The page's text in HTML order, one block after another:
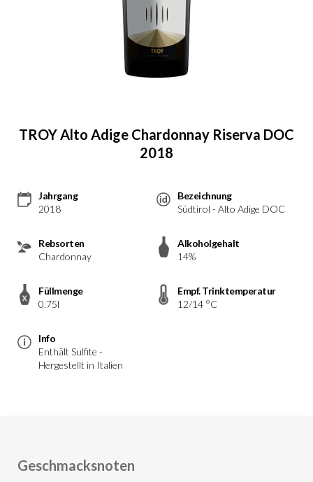
TROY Alto Adige Chardonnay Riserva DOC
2018
Jahrgang
2018
Bezeichnung
Südtirol - Alto Adige DOC
Rebsorten
Chardonnay
Alkoholgehalt
14%
Füllmenge
0.75l
Empf. Trinktemperatur
12/14 °C
Info
Enthält Sulfite -
Hergestellt in Italien
Geschmacksnoten